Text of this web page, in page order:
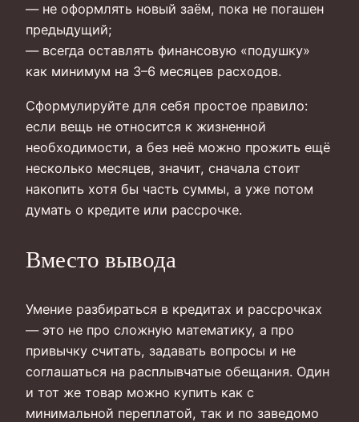
— не оформлять новый заём, пока не погашен
предыдущий;
— всегда оставлять финансовую «подушку»
как минимум на 3–6 месяцев расходов.
Сформулируйте для себя простое правило:
если вещь не относится к жизненной
необходимости, а без неё можно прожить ещё
несколько месяцев, значит, сначала стоит
накопить хотя бы часть суммы, а уже потом
думать о кредите или рассрочке.
Вместо вывода
Умение разбираться в кредитах и рассрочках
— это не про сложную математику, а про
привычку считать, задавать вопросы и не
соглашаться на расплывчатые обещания. Один
и тот же товар можно купить как с
минимальной переплатой, так и по заведомо